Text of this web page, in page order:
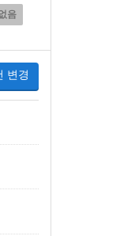
음
변경